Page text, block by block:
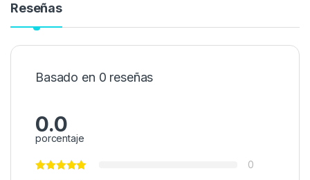
Reseñas
Basado en 0 reseñas
0.0
porcentaje
0